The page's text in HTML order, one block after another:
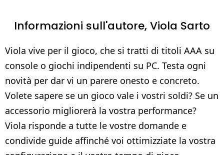
Informazioni sull'autore,Viola Sarto
Viola vive per il gioco, che si tratti di titoli AAA su
console o giochi indipendenti su PC. Testa ogni
novità per dar vi un parere onesto e concreto.
Volete sapere se un gioco vale i vostri soldi? Se un
accessorio migliorerà la vostra performance?
Viola risponde a tutte le vostre domande e
condivide guide affinché voi ottimizziate la vostra